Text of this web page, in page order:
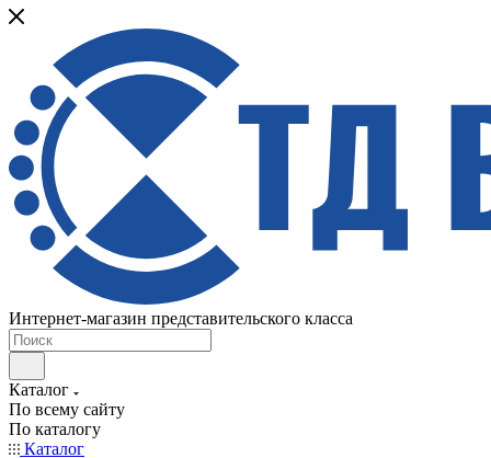
Интернет-магазин представительского класса
Каталог
По всему сайту
По каталогу
Каталог